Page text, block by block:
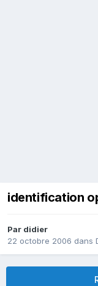
identification
Par didier
22 octobre 2006 dans